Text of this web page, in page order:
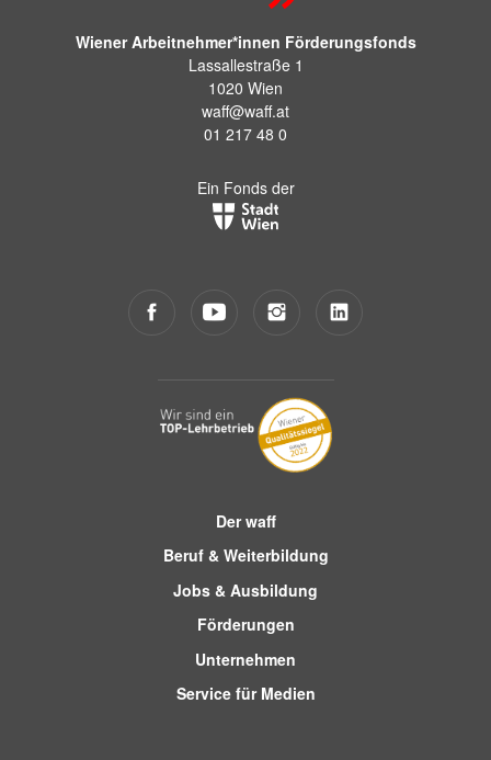
Wiener Arbeitnehmer*innen Förderungsfonds
Lassallestraße 1
1020 Wien
waff@waff.at
01 217 48 0
Ein Fonds der
Der waff
Beruf & Weiterbildung
Jobs & Ausbildung
Förderungen
Unternehmen
Service für Medien